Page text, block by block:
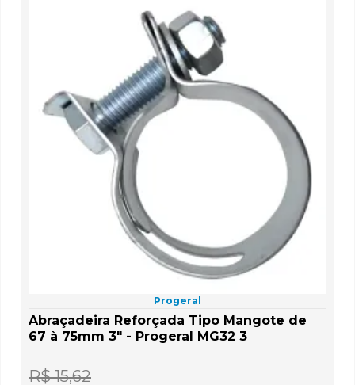
Progeral
Abraçadeira Reforçada Tipo Mangote de
67 à 75mm 3" - Progeral MG32 3
R$ 15,62